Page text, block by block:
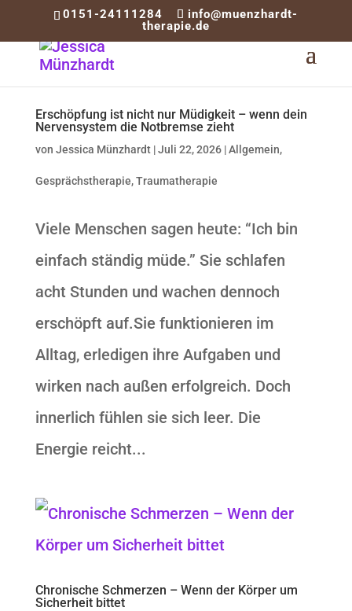
0151-24111284
info@muenzhardt-
therapie.de
Erschöpfung ist nicht nur Müdigkeit – wenn dein
Nervensystem die Notbremse zieht
von Jessica Münzhardt|Juli 22, 2026|Allgemein,
Gesprächstherapie,Traumatherapie
Viele Menschen sagen heute: “Ich bin
einfach ständig müde.” Sie schlafen
acht Stunden und wachen dennoch
erschöpft auf.Sie funktionieren im
Alltag, erledigen ihre Aufgaben und
wirken nach außen erfolgreich. Doch
innerlich fühlen sie sich leer. Die
Energie reicht...
Chronische Schmerzen – Wenn der Körper um
Sicherheit bittet